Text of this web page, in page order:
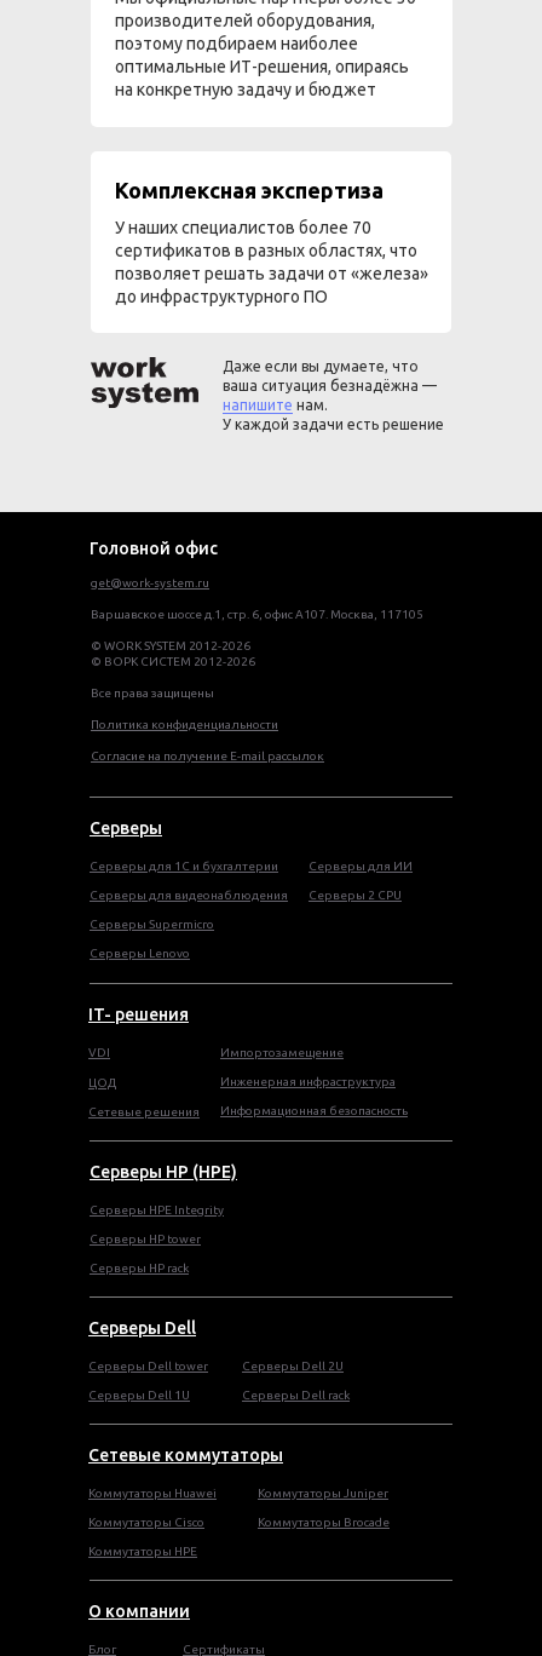
производителей оборудования,
поэтому подбираем наиболее
оптимальные ИТ-решения, опираясь
на конкретную задачу и бюджет
Комплексная экспертиза
У наших специалистов более 70
сертификатов в разных областях, что
позволяет решать задачи от «железа»
до инфраструктурного ПО
Даже если вы думаете, что
ваша ситуация безнадёжна —
напишите нам.
У каждой задачи есть решение
get@work-system.ru
Варшавское шоссе д.1, стр. 6, офис А107. Москва, 117105
© WORK SYSTEM 2012-2026
© ВОРК СИСТЕМ 2012-2026
Все права защищены
Политика конфиденциальности
Согласие на получение E-mail рассылок
Головной офис
Серверы
О компании
Серверы HP (HPE)
Серверы Dell
Сетевые коммутаторы
Серверы для 1С и бухгалтерии
Серверы для видеонаблюдения
Серверы Supermicro
Серверы HPE Integrity
Cерверы HP tower
Cерверы HP rack
Серверы Lenovo
Серверы для ИИ
Серверы 2 CPU
Cерверы Dell tower
Серверы Dell 1U
Серверы Dell 2U
Серверы Dell rack
VDI
ЦОД
Сетевые решения
Импортозамещение
Инженерная инфраструктура
Информационная безопасность
IT- решения
Блог Сертификаты
Коммутаторы Huawei
Коммутаторы Cisco
Коммутаторы HPE
Коммутаторы Juniper
Коммутаторы Brocade